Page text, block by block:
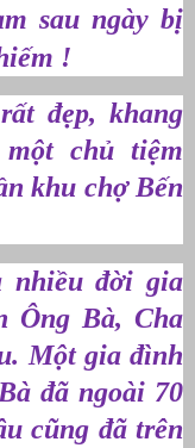
sau ngày bị
!
đẹp, khang
chủ tiệm
khu chợ Bến
nhiều đời gia
Ông Bà, Cha
Một gia đình
đã ngoài 70
cũng đã trên